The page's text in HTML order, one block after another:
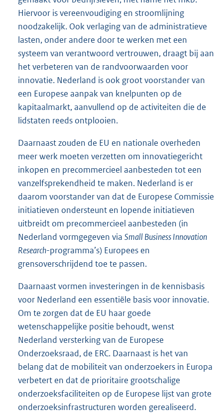
Hiervoor is vereenvoudiging en stroomlijning
noodzakelijk. Ook verlaging van de administratieve
lasten, onder andere door te werken met een
systeem van verantwoord vertrouwen, draagt bij aan
het verbeteren van de randvoorwaarden voor
innovatie. Nederland is ook groot voorstander van
een Europese aanpak van knelpunten op de
kapitaalmarkt, aanvullend op de activiteiten die de
lidstaten reeds ontplooien.
Daarnaast zouden de EU en nationale overheden
meer werk moeten verzetten om innovatiegericht
inkopen en precommercieel aanbesteden tot een
vanzelfsprekendheid te maken. Nederland is er
daarom voorstander van dat de Europese Commissie
initiatieven ondersteunt en lopende initiatieven
uitbreidt om precommercieel aanbesteden (in
Nederland vormgegeven via Small Business Innovation
Research-programma’s) Europees en
grensoverschrijdend toe te passen.
Daarnaast vormen investeringen in de kennisbasis
voor Nederland een essentiële basis voor innovatie.
Om te zorgen dat de EU haar goede
wetenschappelijke positie behoudt, wenst
Nederland versterking van de Europese
Onderzoeksraad, de ERC. Daarnaast is het van
belang dat de mobiliteit van onderzoekers in Europa
verbetert en dat de prioritaire grootschalige
onderzoeksfaciliteiten op de Europese lijst van grote
onderzoeksinfrastructuren worden gerealiseerd.